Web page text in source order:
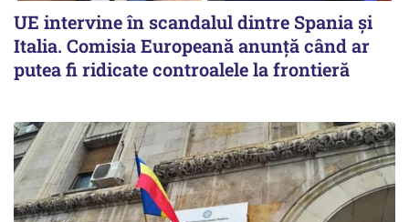
UE intervine în scandalul dintre Spania și
Italia. Comisia Europeană anunță când ar
putea fi ridicate controalele la frontieră